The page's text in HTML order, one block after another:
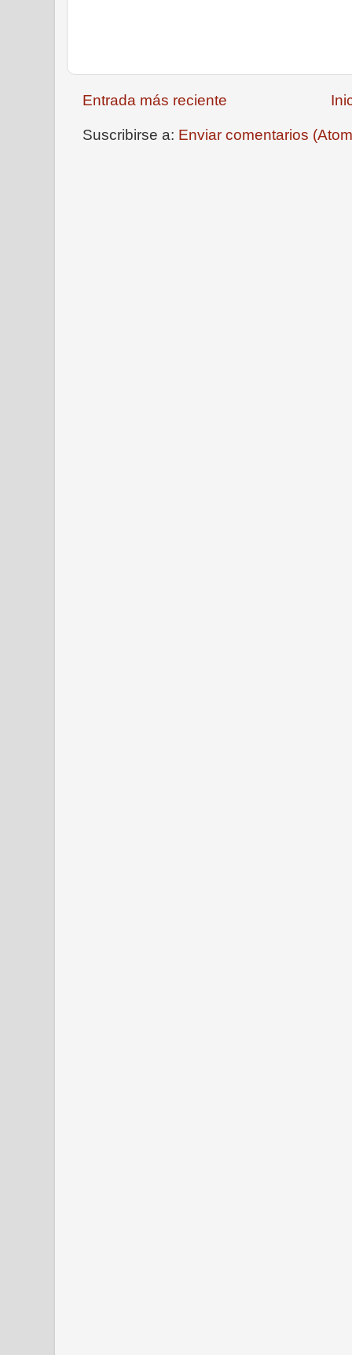
Entrada más reciente
Suscribirse a: Enviar comentarios